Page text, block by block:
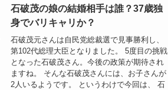
石破茂の娘の結婚相手は誰？37歳独
身でバリキャリか？
石破茂元さんは自民党総裁選で見事勝利し、
第102代総理大臣となりました。 5度目の挑戦
となった石破茂さん。今後の政策が期待され
ますね。 そんな石破茂さんには、お子さんが
2人いるようです。 というわけで今回は、 石